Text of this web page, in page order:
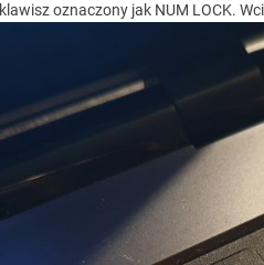
oznaczony jak NUM LOCK.